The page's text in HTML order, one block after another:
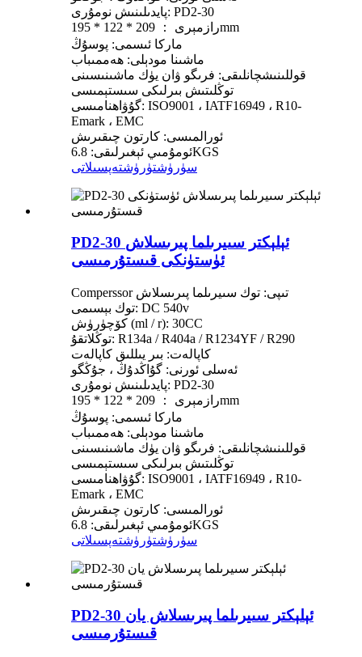
پايدىلىنىش نومۇرى: PD2-30
رازمېرى ： 209 * 122 * 195mm
ماركا ئىسمى: پوسۇڭ
ماشىنا مودېلى: ھەممىباب
قوللىنىشچانلىقى: فرىگو ۋان يۈك ماشىنىسىنى
توڭلىتىش بىرلىكى سىستېمىسى
گۇۋاھنامىسى: ISO9001 ، IATF16949 ، R10-
Emark ، EMC
ئورالمىسى: كارتون چىقىرىش
ئومۇمىي ئېغىرلىقى: 6.8KGS
سۈرۈشتۈرۈشتەپسىلاتى
PD2-30 ئېلېكتر سىيرىلما پىرىسلاش
ئۈستۈنكى قىستۇرمىسى
Comperssor تىپى: توك سىيرىلما پىرىسلاش
توك بېسىمى: DC 540v
كۆچۈرۈش (ml / r): 30CC
توڭلاتقۇ: R134a / R404a / R1234YF / R290
كاپالەت: بىر يىللىق كاپالەت
ئەسلى ئورنى: گۇاڭدۇڭ ، جۇڭگو
پايدىلىنىش نومۇرى: PD2-30
رازمېرى ： 209 * 122 * 195mm
ماركا ئىسمى: پوسۇڭ
ماشىنا مودېلى: ھەممىباب
قوللىنىشچانلىقى: فرىگو ۋان يۈك ماشىنىسىنى
توڭلىتىش بىرلىكى سىستېمىسى
گۇۋاھنامىسى: ISO9001 ، IATF16949 ، R10-
Emark ، EMC
ئورالمىسى: كارتون چىقىرىش
ئومۇمىي ئېغىرلىقى: 6.8KGS
سۈرۈشتۈرۈشتەپسىلاتى
PD2-30 ئېلېكتر سىيرىلما پىرىسلاش يان
قىستۇرمىسى